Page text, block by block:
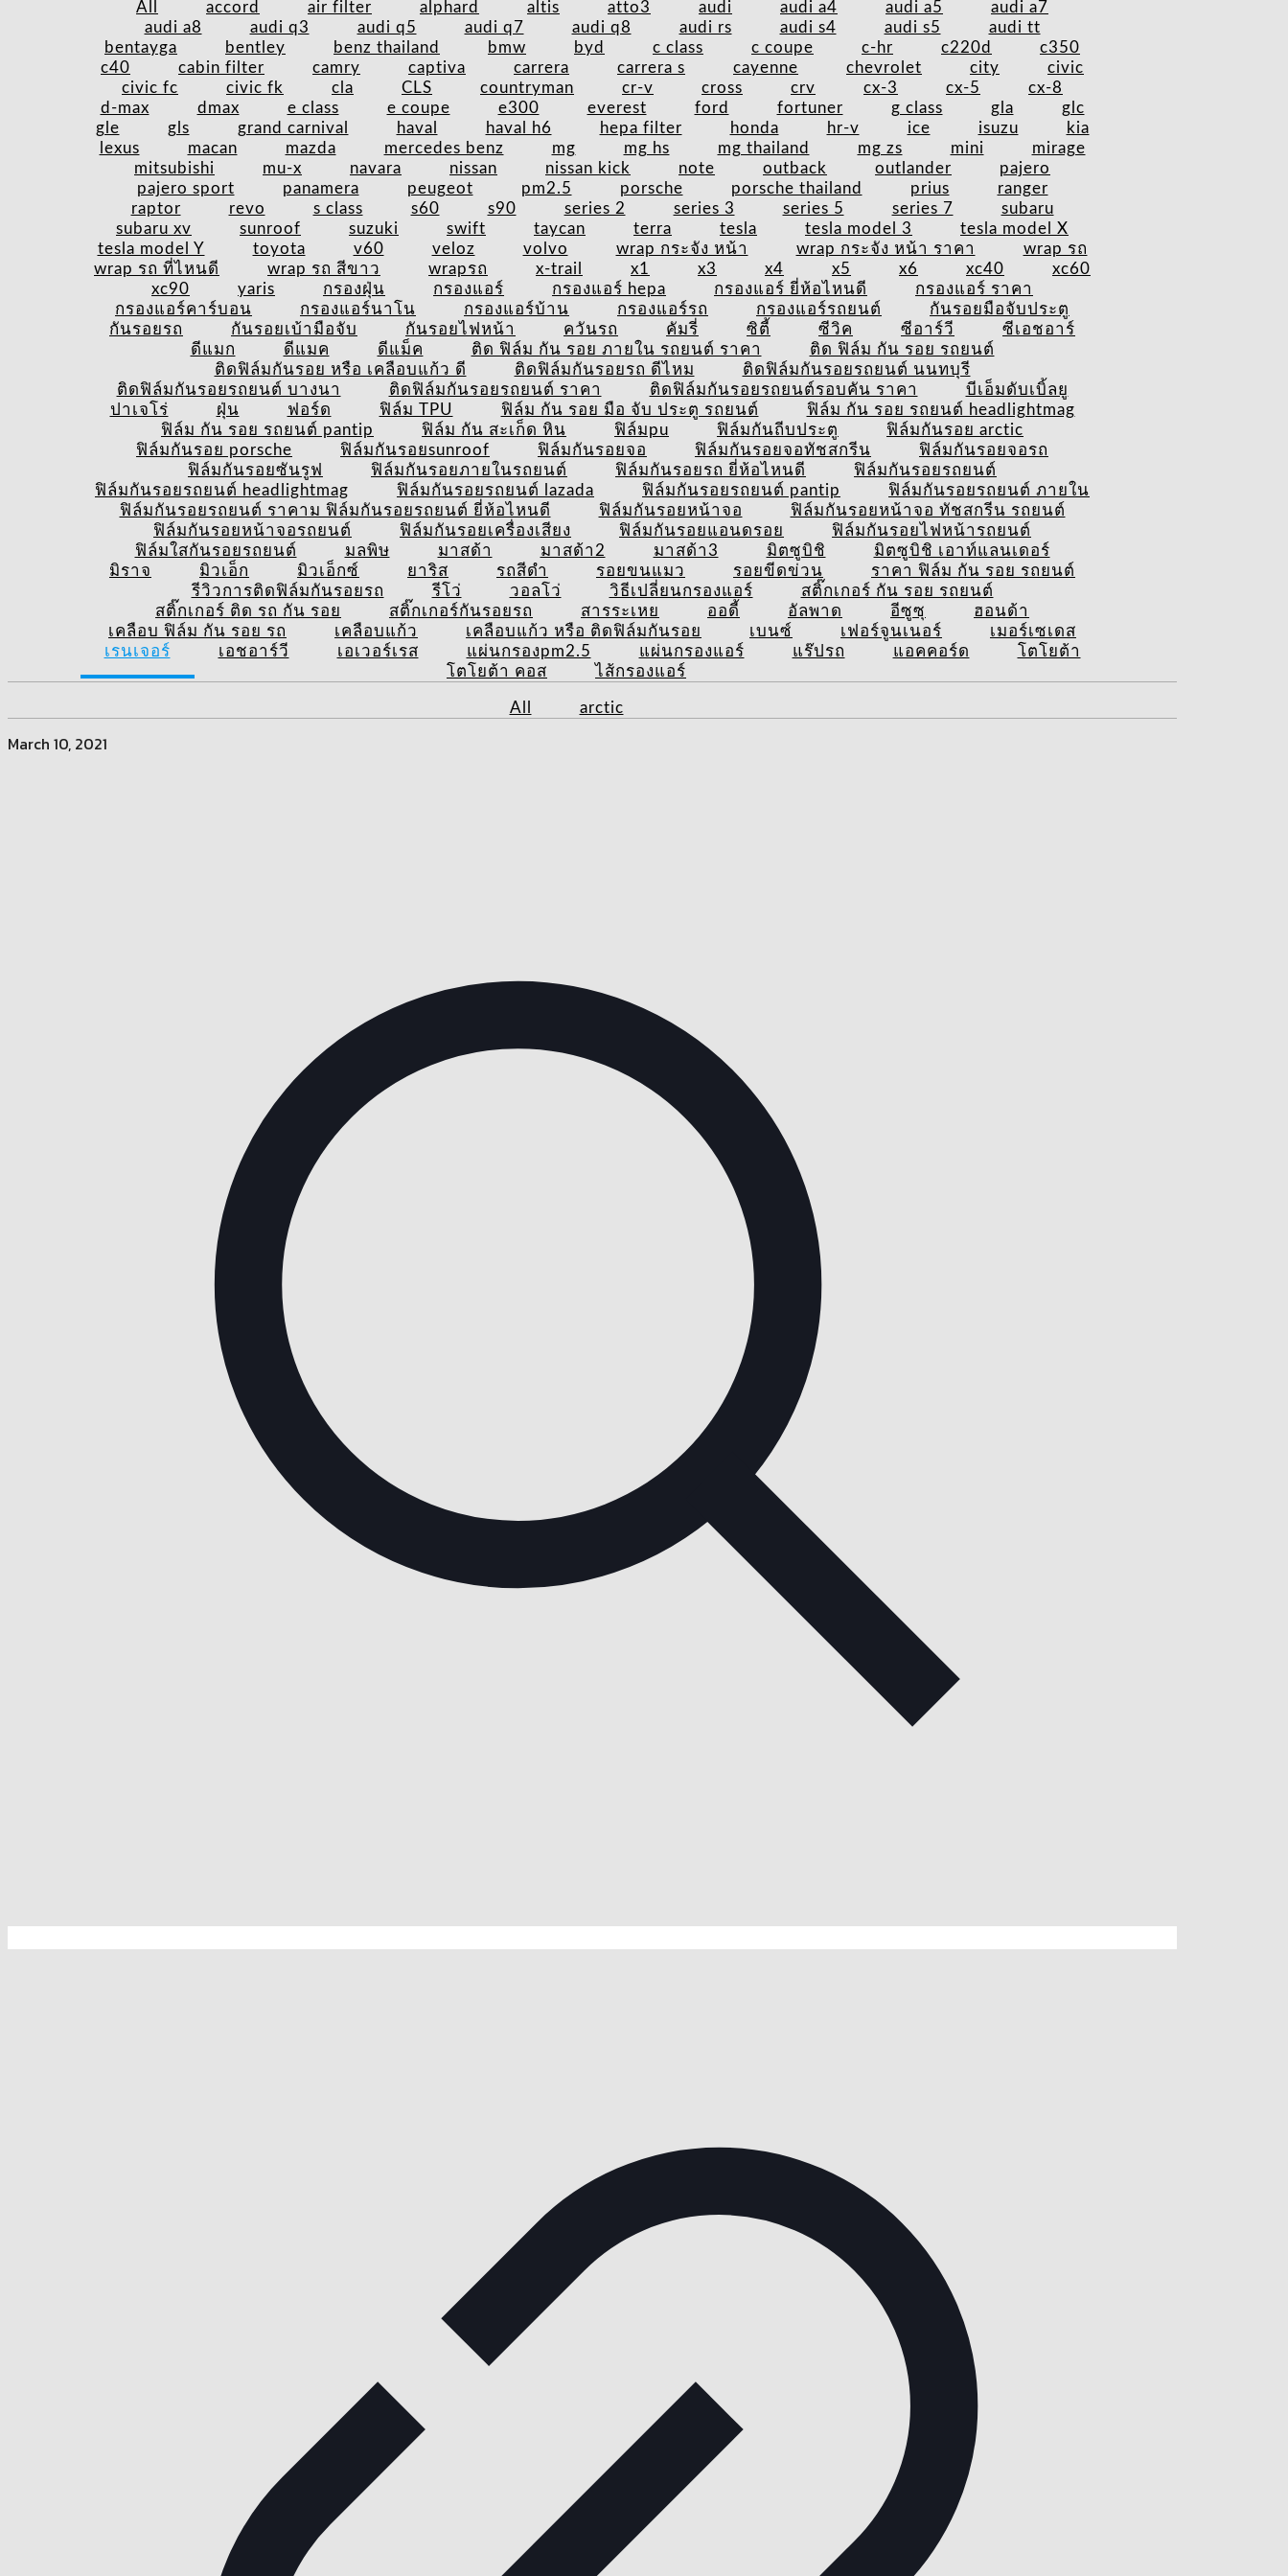
All accord air filter alphard altis atto3 audi audi a4 audi a5
audi a7
audi a8
audi q3 audi q5 audi q7 audi q8 audi rs audi s4 audi s5
audi tt
bentayga
bentley benz thailand bmw byd c class c coupe c-hr c220d
c350
c40
cabin filter camry captiva carrera carrera s cayenne chevrolet city
civic
civic fc
civic fk cla CLS countryman cr-v cross crv cx-3 cx-5
cx-8
d-max
dmax e class e coupe e300 everest ford fortuner g class gla
glc
gle
gls grand carnival haval haval h6 hepa filter honda hr-v ice isuzu
kia
lexus
macan mazda mercedes benz mg mg hs mg thailand mg zs mini
mirage
mitsubishi
mu-x navara nissan nissan kick note outback outlander
pajero
pajero sport
panamera peugeot pm2.5 porsche porsche thailand prius
ranger
raptor
revo s class s60 s90 series 2 series 3 series 5 series 7
subaru
subaru xv
sunroof suzuki swift taycan terra tesla tesla model 3
tesla model X
tesla model Y
toyota v60 veloz volvo wrap กระจัง หน้า wrap กระจัง หน้า ราคา
wrap รถ
wrap รถ ที่ไหนดี
wrap รถ สีขาว wrapรถ x-trail x1 x3 x4 x5 x6 xc40
xc60
xc90
yaris กรองฝุ่น กรองแอร์ กรองแอร์ hepa กรองแอร์ ยี่ห้อไหนดี
กรองแอร์ ราคา
กรองแอร์คาร์บอน
กรองแอร์นาโน กรองแอร์บ้าน กรองแอร์รถ กรองแอร์รถยนต์
กันรอยมือจับประตู
กันรอยรถ
กันรอยเบ้ามือจับ กันรอยไฟหน้า ควันรถ คัมรี่ ซิตี้ ซีวิค ซีอาร์วี
ซีเอชอาร์
ดีแมก
ดีแมค ดีแม็ค ติด ฟิล์ม กัน รอย ภายใน รถยนต์ ราคา
ติด ฟิล์ม กัน รอย รถยนต์
ติดฟิล์มกันรอย หรือ เคลือบแก้ว ดี
ติดฟิล์มกันรอยรถ ดีไหม
ติดฟิล์มกันรอยรถยนต์ นนทบุรี
ติดฟิล์มกันรอยรถยนต์ บางนา
ติดฟิล์มกันรอยรถยนต์ ราคา ติดฟิล์มกันรอยรถยนต์รอบคัน ราคา
บีเอ็มดับเบิ้ลยู
ปาเจโร่
ฝุ่น ฟอร์ด ฟิล์ม TPU ฟิล์ม กัน รอย มือ จับ ประตู รถยนต์
ฟิล์ม กัน รอย รถยนต์ headlightmag
ฟิล์ม กัน รอย รถยนต์ pantip
ฟิล์ม กัน สะเก็ด หิน ฟิล์มpu ฟิล์มกันถีบประตู
ฟิล์มกันรอย arctic
ฟิล์มกันรอย porsche
ฟิล์มกันรอยsunroof ฟิล์มกันรอยจอ ฟิล์มกันรอยจอทัชสกรีน
ฟิล์มกันรอยจอรถ
ฟิล์มกันรอยซันรูฟ
ฟิล์มกันรอยภายในรถยนต์ ฟิล์มกันรอยรถ ยี่ห้อไหนดี
ฟิล์มกันรอยรถยนต์
ฟิล์มกันรอยรถยนต์ headlightmag
ฟิล์มกันรอยรถยนต์ lazada ฟิล์มกันรอยรถยนต์ pantip
ฟิล์มกันรอยรถยนต์ ภายใน
ฟิล์มกันรอยรถยนต์ ราคาม ฟิล์มกันรอยรถยนต์ ยี่ห้อไหนดี
ฟิล์มกันรอยหน้าจอ
ฟิล์มกันรอยหน้าจอ ทัชสกรีน รถยนต์
ฟิล์มกันรอยหน้าจอรถยนต์
ฟิล์มกันรอยเครื่องเสียง ฟิล์มกันรอยแอนดรอย
ฟิล์มกันรอยไฟหน้ารถยนต์
ฟิล์มใสกันรอยรถยนต์
มลพิษ มาสด้า มาสด้า2 มาสด้า3 มิตซูบิชิ
มิตซูบิชิ เอาท์แลนเดอร์
มิราจ
มิวเอ็ก มิวเอ็กซ์ ยาริส รถสีดำ รอยขนแมว รอยขีดข่วน
ราคา ฟิล์ม กัน รอย รถยนต์
รีวิวการติดฟิล์มกันรอยรถ
รีโว่ วอลโว่ วิธีเปลี่ยนกรองแอร์
สติ๊กเกอร์ กัน รอย รถยนต์
สติ๊กเกอร์ ติด รถ กัน รอย
สติ๊กเกอร์กันรอยรถ สารระเหย ออดี้ อัลพาด อีซูซุ
ฮอนด้า
เคลือบ ฟิล์ม กัน รอย รถ
เคลือบแก้ว เคลือบแก้ว หรือ ติดฟิล์มกันรอย เบนซ์ เฟอร์จูนเนอร์
เมอร์เซเดส
เรนเจอร์
เอชอาร์วี เอเวอร์เรส แผ่นกรองpm2.5 แผ่นกรองแอร์ แร๊ปรถ แอคคอร์ด
โตโยต้า
โตโยต้า คอส
ไส้กรองแอร์
All arctic
March 10, 2021